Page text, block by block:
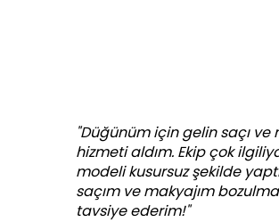
"Düğünüm için gelin saçı ve
hizmeti aldım. Ekip çok
modeli kusursuz şekilde
saçım ve makyajım
tavsiye ederim!"